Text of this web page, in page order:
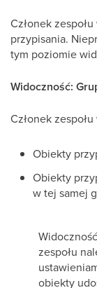
Członek
przypisania.
tym poziomie
Widoczność:
Członek
Obiekty
Obiekty
w tej samej
zespołu
obiekty